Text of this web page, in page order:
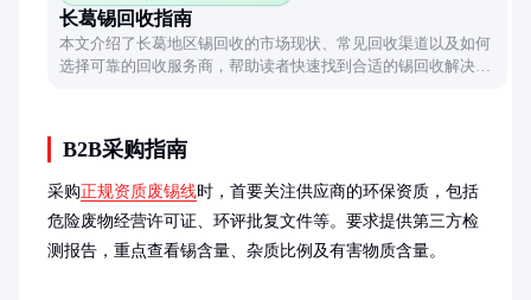
长葛锡回收指南
本文介绍了长葛地区锡回收的市场现状、常见回收渠道以及如何
选择可靠的回收服务商，帮助读者快速找到合适的锡回收解决方
B2B采购指南
采购正规资质废锡线时，首要关注供应商的环保资质，包括
危险废物经营许可证、环评批复文件等。要求提供第三方检
测报告，重点查看锡含量、杂质比例及有害物质含量。